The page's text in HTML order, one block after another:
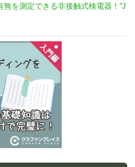
を測定できる非接触式検電器！”J